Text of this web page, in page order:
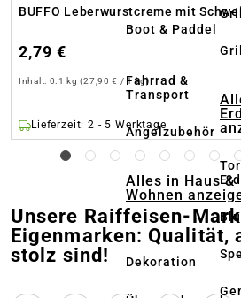
Boot & Paddel
Fahrrad &
Transport
Angelzubehör
Alles in Haus &
Wohnen
Dekoration
BUFFO Leberwurstcreme mit
2,79 €
Inhalt: 0.1 kg(27,90 € / 1 kg)
Lieferzeit: 2 - 5 Werktage
Unsere Raiffeisen-
Eigenmarken: Qualität,
stolz sind!